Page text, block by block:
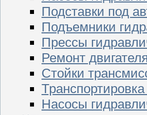
Подставки под
Подъемники
Прессы
Ремонт
Стойки
Насосы